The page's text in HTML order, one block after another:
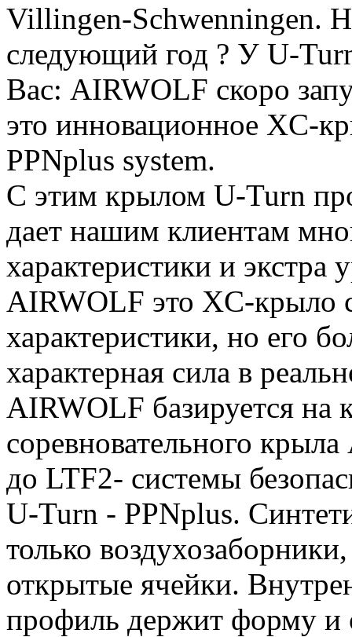
Villingen-Schwenningen.
следующий год ? У U-
Вас: AIRWOLF скоро
это инновационное XC-
PPNplus system.
С этим крылом U-Turn
дает нашим клиентам
характеристики и экстра
AIRWOLF это XC-крыло
характеристики, но его
характерная сила в
AIRWOLF базируется на
соревновательного
до LTF2- системы
U-Turn - PPNplus.
только
открытые ячейки.
профиль держит форму и